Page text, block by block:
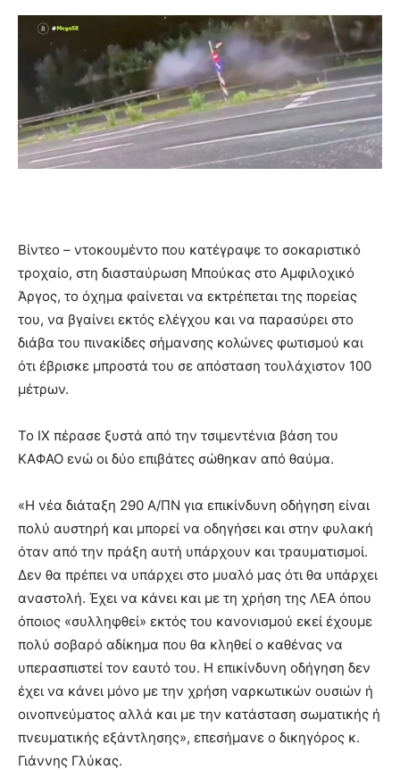
Βίντεο – ντοκουμέντο που κατέγραψε το σοκαριστικό
τροχαίο, στη διασταύρωση Μπούκας στο Αμφιλοχικό
Άργος, το όχημα φαίνεται να εκτρέπεται της πορείας
του, να βγαίνει εκτός ελέγχου και να παρασύρει στο
διάβα του πινακίδες σήμανσης κολώνες φωτισμού και
ότι έβρισκε μπροστά του σε απόσταση τουλάχιστον 100
μέτρων.
Το ΙΧ πέρασε ξυστά από την τσιμεντένια βάση του
ΚΑΦΑΟ ενώ οι δύο επιβάτες σώθηκαν από θαύμα.
«Η νέα διάταξη 290 Α/ΠΝ για επικίνδυνη οδήγηση είναι
πολύ αυστηρή και μπορεί να οδηγήσει και στην φυλακή
όταν από την πράξη αυτή υπάρχουν και τραυματισμοί.
Δεν θα πρέπει να υπάρχει στο μυαλό μας ότι θα υπάρχει
αναστολή. Έχει να κάνει και με τη χρήση της ΛΕΑ όπου
όποιος «συλληφθεί» εκτός του κανονισμού εκεί έχουμε
πολύ σοβαρό αδίκημα που θα κληθεί ο καθένας να
υπερασπιστεί τον εαυτό του. Η επικίνδυνη οδήγηση δεν
έχει να κάνει μόνο με την χρήση ναρκωτικών ουσιών ή
οινοπνεύματος αλλά και με την κατάσταση σωματικής ή
πνευματικής εξάντλησης», επεσήμανε ο δικηγόρος κ.
Γιάννης Γλύκας.